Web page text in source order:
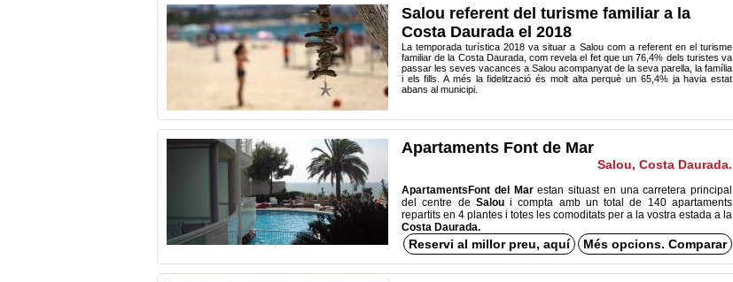
Salou referent del turisme familiar a la
Costa Daurada el 2018
La temporada turística 2018 va situar a Salou com a referent en el turisme
familiar de la Costa Daurada, com revela el fet que un 76,4% dels turistes va
passar les seves vacances a Salou acompanyat de la seva parella, la família
i els fills. A més la fidelització és molt alta perquè un 65,4% ja havia estat
abans al municipi.
Apartaments Font de Mar
Salou, Costa Daurada.
ApartamentsFont del Marestan situast en una carretera principal
del centre de Saloui compta amb un total de 140 apartaments
repartits en 4 plantes i totes les comoditats per a la vostra estada a la
Costa Daurada.
Reservi al millor preu, aquí Més opcions. Comparar